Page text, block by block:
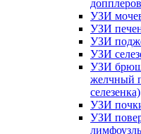
УЗИ
УЗИ
УЗИ
УЗИ
УЗИ
желчный
селезенка)
УЗИ
УЗИ